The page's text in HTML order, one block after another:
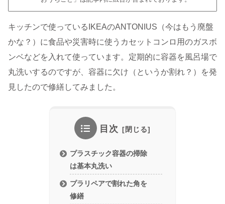
キッチンで使っているIKEAのANTONIUS（今はもう廃盤
かな？）に食品や災害時に使うカセットコンロ用のガスボ
ンベなどを入れて使っています。定期的に容器を風呂場で
丸洗いするのですが、容器に欠け（というか割れ？）を発
見したので修繕してみました。
目次
プラスチック容器の掃除
は基本丸洗い
プラリペアで割れた角を
修繕